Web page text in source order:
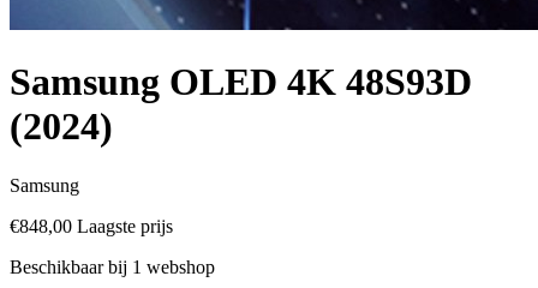
Samsung OLED 4K 48S93D
(2024)
Samsung
€848,00 Laagste prijs
Beschikbaar bij 1 webshop